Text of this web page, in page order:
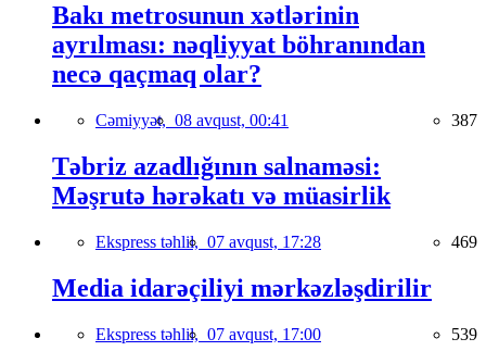
Bakı metrosunun xətlərinin
ayrılması: nəqliyyat böhranından
necə qaçmaq olar?
Cəmiyyət, 08 avqust, 00:41 387
Təbriz azadlığının salnaməsi:
Məşrutə hərəkatı və müasirlik
Ekspress təhlil, 07 avqust, 17:28 469
Media idarəçiliyi mərkəzləşdirilir
Ekspress təhlil, 07 avqust, 17:00 539